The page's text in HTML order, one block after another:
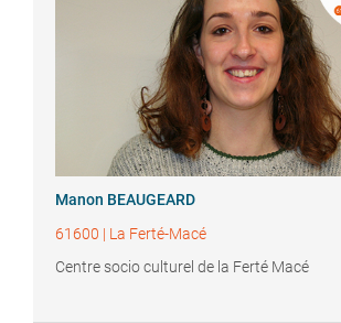
Manon BEAUGEARD
61600 | La Ferté-Macé
Centre socio culturel de la Ferté Macé